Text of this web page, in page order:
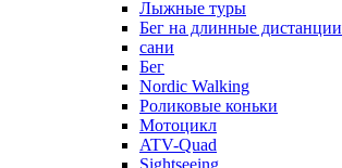
Лыжные туры
Бег на длинные дистанции
сани
Бег
Nordic Walking
Роликовые коньки
Мотоцикл
ATV-Quad
Sightseeing